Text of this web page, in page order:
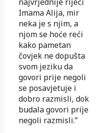
Imama Alija, mir
neka je s njim, a
njom se hoće reći
kako pametan
čovjek ne dopušta
svom jeziku da
govori prije negoli
se posavjetuje i
dobro razmisli, dok
budala govori prije
negoli razmisli.”